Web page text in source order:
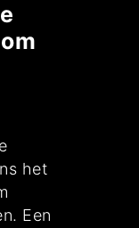
het
Een